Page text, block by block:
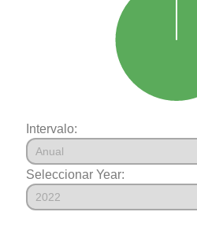
Intervalo:
Seleccionar Year: